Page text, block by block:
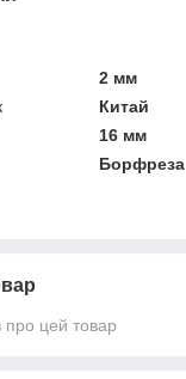
2 мм
Китай
16 мм
Борфреза
про цей товар